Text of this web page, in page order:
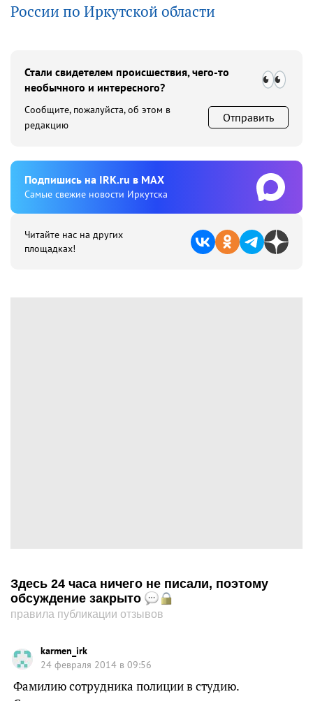
России по Иркутской области
Стали свидетелем происшествия, чего-то
необычного и интересного?
Сообщите, пожалуйста, об этом в
редакцию
Отправить
Подпишиcь на IRK.ru в MAX
Cамые свежие новости Иркутска
Читайте нас на других
площадках!
Здесь 24 часа ничего не писали, поэтому
обсуждение закрыто
правила публикации отзывов
karmen_irk
24 февраля 2014 в 09:56
Фамилию сотрудника полиции в студию.